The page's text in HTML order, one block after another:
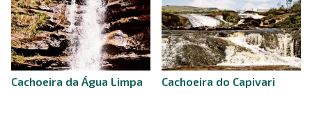
Cachoeira da Água Limpa Cachoeira do Capivari